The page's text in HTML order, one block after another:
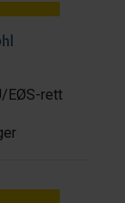
EØS-rett